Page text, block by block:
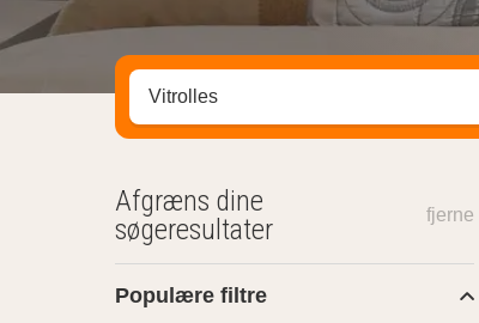
Søg efter destination ...
Afgræns dine
søgeresultater
fjerne
Populære filtre